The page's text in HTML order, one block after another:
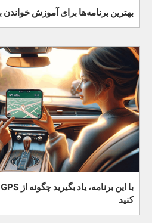
بهترین برنامه‌ها برای آموزش
کنید